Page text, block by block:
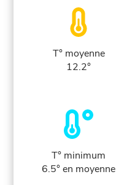
T° moyenne
12.2°
T° minimum
6.5° en moyenne